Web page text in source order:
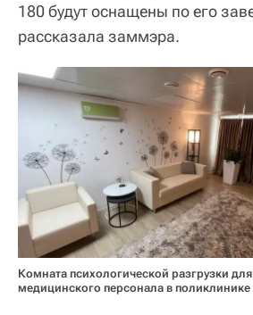
180 будут оснащены по его
рассказала заммэра.
Комната психологической разгрузки для
медицинского персонала в